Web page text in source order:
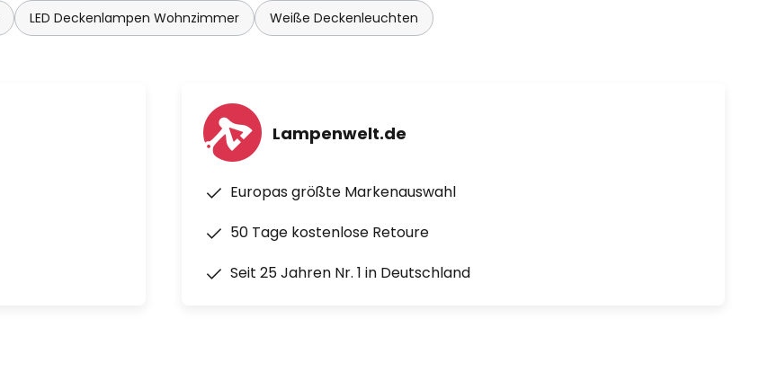
LED Deckenlampen Wohnzimmer Weiße Deckenleuchten
Lampenwelt.de
Europas größte Markenauswahl
50 Tage kostenlose Retoure
Seit 25 Jahren Nr. 1 in Deutschland